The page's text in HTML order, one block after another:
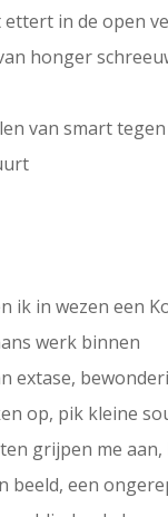
in de open
honger
van smart
ik in wezen een
werk binnen
extase,
op, pik kleine
grijpen me
beeld, een